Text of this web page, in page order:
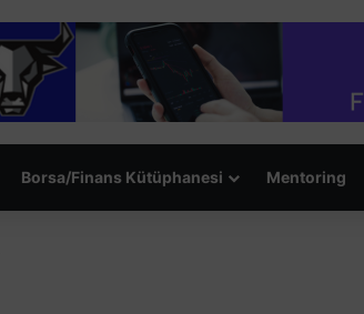
Borsa/Finans Kütüphanesi Mentoring